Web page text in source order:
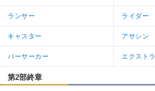
ランサー ライダー
キャスター アサシン
バーサーカー エクストラ
第2部終章